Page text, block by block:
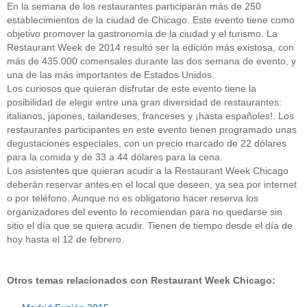
En la semana de los restaurantes participarán más de 250
establecimientos de la ciudad de Chicago. Este evento tiene como
objetivo promover la gastronomía de la ciudad y el turismo. La
Restaurant Week de 2014 resultó ser la edición más existosa, con
más de 435.000 comensales durante las dos semana de evento, y
una de las más importantes de Estados Unidos.
Los curiosos que quieran disfrutar de este evento tiene la
posibilidad de elegir entre una gran diversidad de restaurantes:
italianos, japones, tailandeses, franceses y ¡hasta españoles!. Los
restaurantes participantes en este evento tienen programado unas
degustaciones especiales, con un precio marcado de 22 dólares
para la comida y de 33 a 44 dólares para la cena.
Los asistentes que quieran acudir a la Restaurant Week Chicago
deberán reservar antes en el local que deseen, ya sea por internet
o por teléfono. Aunque no es obligatorio hacer reserva los
organizadores del evento lo recomiendan para no quedarse sin
sitio el día que se quiera acudir. Tienen de tiempo desde el día de
hoy hasta el 12 de febrero.
Otros temas relacionados con Restaurant Week Chicago: